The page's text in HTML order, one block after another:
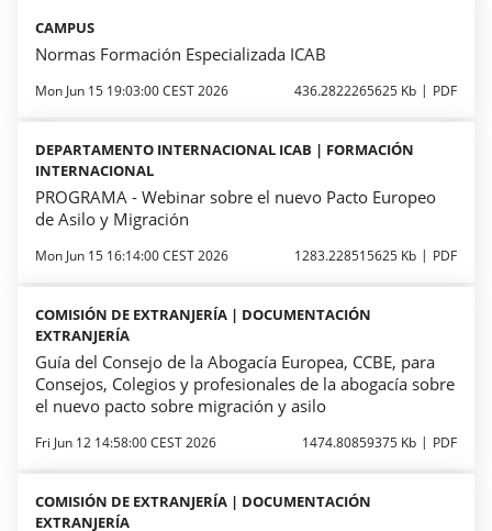
CAMPUS
Normas Formación Especializada ICAB
Mon Jun 15 19:03:00 CEST 2026 436.2822265625 Kb PDF
DEPARTAMENTO INTERNACIONAL ICAB | FORMACIÓN
INTERNACIONAL
PROGRAMA - Webinar sobre el nuevo Pacto Europeo
de Asilo y Migración
Mon Jun 15 16:14:00 CEST 2026 1283.228515625 Kb PDF
COMISIÓN DE EXTRANJERÍA | DOCUMENTACIÓN
EXTRANJERÍA
Guía del Consejo de la Abogacía Europea, CCBE, para
Consejos, Colegios y profesionales de la abogacía sobre
el nuevo pacto sobre migración y asilo
Fri Jun 12 14:58:00 CEST 2026 1474.80859375 Kb PDF
COMISIÓN DE EXTRANJERÍA | DOCUMENTACIÓN
EXTRANJERÍA